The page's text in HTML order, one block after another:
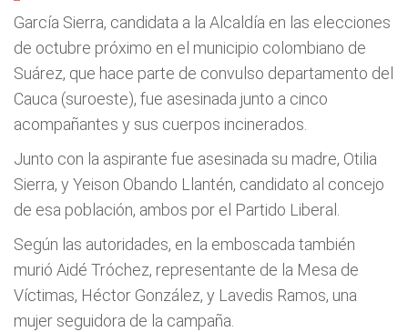
García Sierra, candidata a la Alcaldía en las elecciones
de octubre próximo en el municipio colombiano de
Suárez, que hace parte de convulso departamento del
Cauca (suroeste), fue asesinada junto a cinco
acompañantes y sus cuerpos incinerados.
Junto con la aspirante fue asesinada su madre, Otilia
Sierra, y Yeison Obando Llantén, candidato al concejo
de esa población, ambos por el Partido Liberal.
Según las autoridades, en la emboscada también
murió Aidé Tróchez, representante de la Mesa de
Víctimas, Héctor González, y Lavedis Ramos, una
mujer seguidora de la campaña.